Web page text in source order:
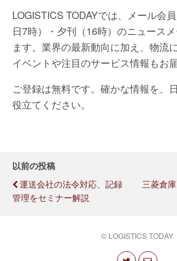
LOGISTICS TODAYでは、メール会
日7時）・夕刊（16時）のニュース
ます。業界の最新動向に加え、物流
イベントや注目のサービス情報もお
ご登録は無料です。確かな情報を、
役立てください。
以前の投稿
運送会社の法令対応、記録
管理をセミナー解説
三菱倉
© LOGISTICS TODAY